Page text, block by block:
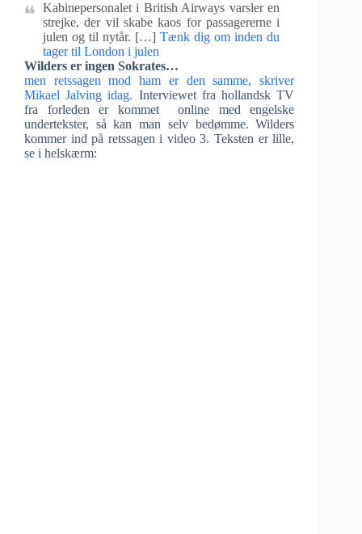
Kabinepersonalet i British Airways varsler en
strejke, der vil skabe kaos for passagererne i
julen og til nytår. […]Tænk dig om inden du
tager til London i julen
Wilders er ingen Sokrates…
men retssagen mod ham er den samme, skriver
Mikael Jalving idag. Interviewet fra hollandsk TV
fra forleden er kommet online med engelske
undertekster, så kan man selv bedømme. Wilders
kommer ind på retssagen i video 3. Teksten er lille,
se i helskærm: